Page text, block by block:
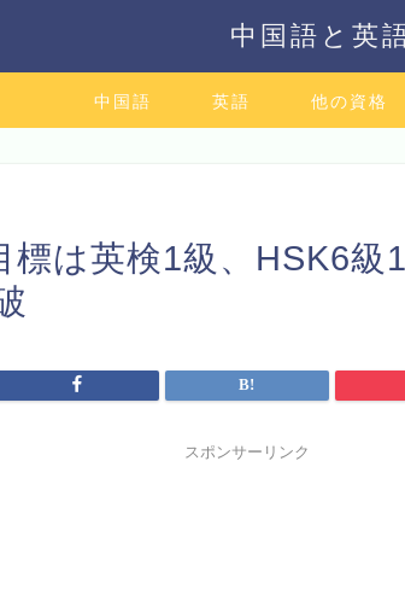
中国語と英
中国語 英語 他の資格
標は英検1級、HSK6級
スポンサーリンク